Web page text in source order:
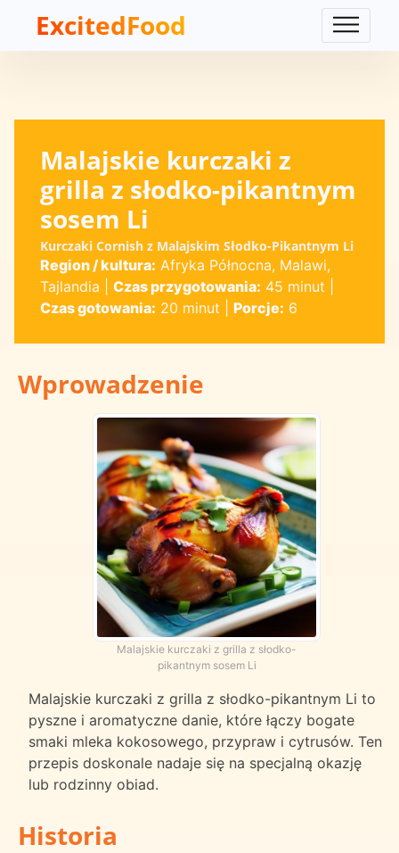
ExcitedFood
Malajskie kurczaki z
grilla z słodko-pikantnym
sosem Li
Kurczaki Cornish z Malajskim Słodko-Pikantnym Li
Region / kultura: Afryka Północna, Malawi,
Tajlandia
Czas przygotowania: 45 minut
Czas gotowania: 20 minut Porcje: 6
Wprowadzenie
Malajskie kurczaki z grilla z słodko-
pikantnym sosem Li
Malajskie kurczaki z grilla z słodko-pikantnym Li to
pyszne i aromatyczne danie, które łączy bogate
smaki mleka kokosowego, przypraw i cytrusów. Ten
przepis doskonale nadaje się na specjalną okazję
lub rodzinny obiad.
Historia